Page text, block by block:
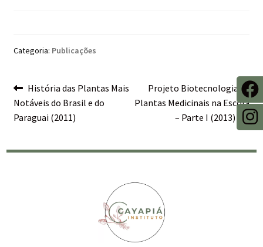
Categoria: Publicações
Navegação
de
História das Plantas Mais
Notáveis do Brasil e do
Paraguai (2011)
Projeto Biotecnologia de
Plantas Medicinais na Escola
– Parte I (2013)